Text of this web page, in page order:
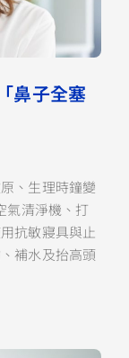
鼻子全塞
、生理時鐘變
氣清淨機、打
抗敏寢具與止
補水及抬高頭